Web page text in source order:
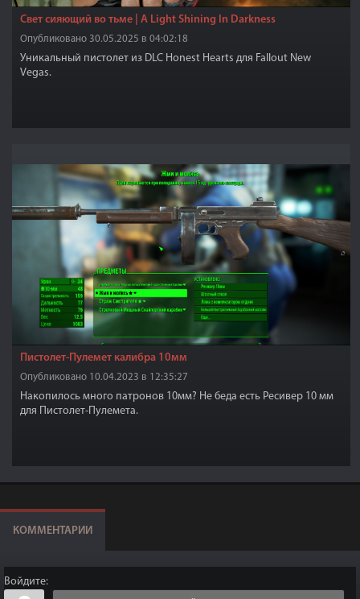
Свет сияющий во тьме | A Light Shining In Darkness
Опубликовано 30.05.2025 в 04:02:18
Уникальный пистолет из DLC Honest Hearts для Fallout New
Vegas.
Пистолет-Пулемет калибра 10мм
Опубликовано 10.04.2023 в 12:35:27
Накопилось много патронов 10мм? Не беда есть Ресивер 10 мм
для Пистолет-Пулемета.
КОММЕНТАРИИ
Войдите: